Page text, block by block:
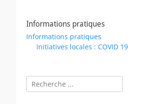
Informations pratiques
Informations pratiques
Initiatives locales : COVID 19
Rechercher :